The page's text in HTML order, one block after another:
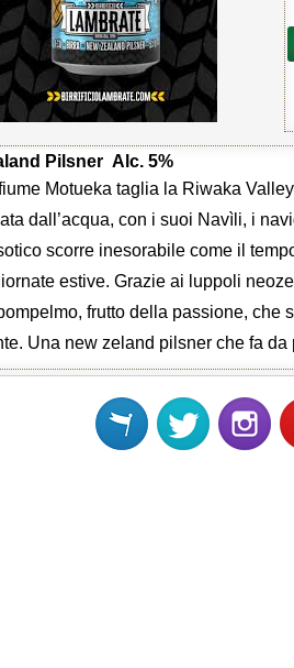
Pilsner Alc. 5%
Motueka taglia la Riwaka
dall’acqua, con i suoi Navìli, i
scorre inesorabile come il
estive. Grazie ai luppoli
frutto della passione, che
Una new zeland pilsner che fa